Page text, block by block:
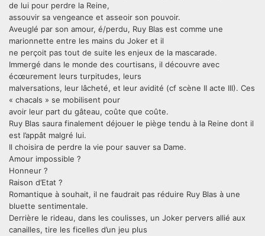
de lui pour perdre la Reine,
assouvir sa vengeance et asseoir son pouvoir.
Aveuglé par son amour, é/perdu, Ruy Blas est comme une
marionnette entre les mains du Joker et il
ne perçoit pas tout de suite les enjeux de la mascarade.
Immergé dans le monde des courtisans, il découvre avec
écœurement leurs turpitudes, leurs
malversations, leur lâcheté, et leur avidité (cf scène II acte III). Ces
« chacals » se mobilisent pour
avoir leur part du gâteau, coûte que coûte.
Ruy Blas saura finalement déjouer le piège tendu à la Reine dont il
est l’appât malgré lui.
Il choisira de perdre la vie pour sauver sa Dame.
Amour impossible ?
Honneur ?
Raison d’Etat ?
Romantique à souhait, il ne faudrait pas réduire Ruy Blas à une
bluette sentimentale.
Derrière le rideau, dans les coulisses, un Joker pervers allié aux
canailles, tire les ficelles d’un jeu plus